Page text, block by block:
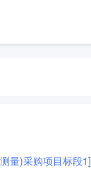
量)采购项目标段1]